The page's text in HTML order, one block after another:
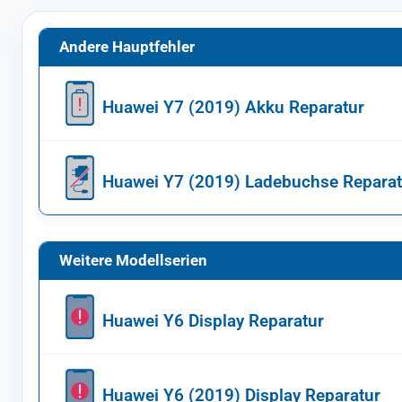
Andere Hauptfehler
Huawei Y7 (2019) Akku Reparatur
Huawei Y7 (2019) Ladebuchse
Weitere Modellserien
Huawei Y6 Display Reparatur
Huawei Y6 (2019) Display Reparatur